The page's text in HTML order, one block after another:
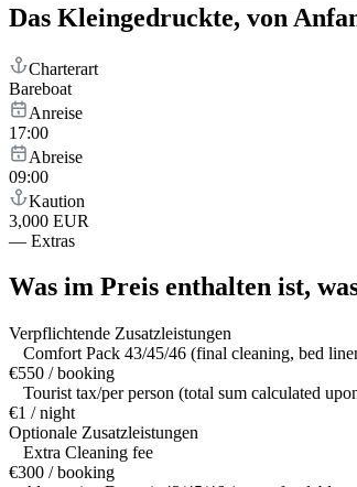
Das Kleingedruckte, von
Charterart
Bareboat
Anreise
17:00
Abreise
09:00
Kaution
3,000 EUR
— Extras
Was im Preis enthalten ist,
Verpflichtende Zusatzleistungen
Comfort Pack 43/45/46 (final cleaning, bed
€550 / booking
Tourist tax/per person (total sum calculated
€1 / night
Optionale Zusatzleistungen
Extra Cleaning fee
€300 / booking